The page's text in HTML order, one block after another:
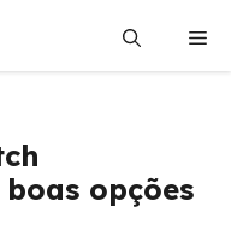
opções